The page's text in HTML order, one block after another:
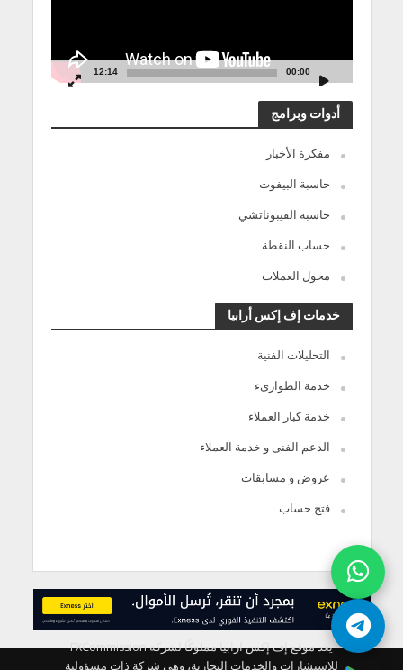
00:00
12:14
أدوات وبرامج
مفكرة الأخبار
حاسبة البيفوت
حاسبة الفيبوناتشي
حساب النقطة
محول العملات
خدمات إف إكس أرابيا
التحليلات الفنية
خدمة الطوارىء
خدمة كبار العملاء
الدعم الفنى و خدمة العملاء
عروض و مسابقات
فتح حساب
يعد موقع إف إكس ارابيا مملوكًا لشركة FXCommission
للاستشارات والخدمات التجارية، وهي شركة ذات مسؤولية